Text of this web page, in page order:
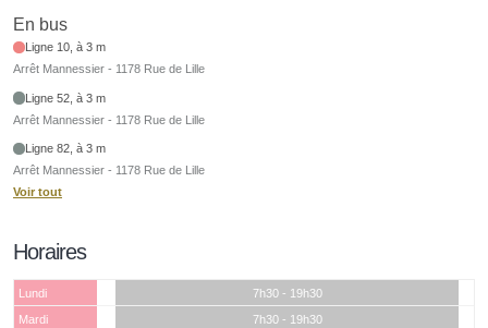
En bus
Ligne 10, à 3 m
Arrêt Mannessier - 1178 Rue de Lille
Ligne 52, à 3 m
Arrêt Mannessier - 1178 Rue de Lille
Ligne 82, à 3 m
Arrêt Mannessier - 1178 Rue de Lille
Voir tout
Horaires
Lundi
7h30 - 19h30
Mardi
7h30 - 19h30